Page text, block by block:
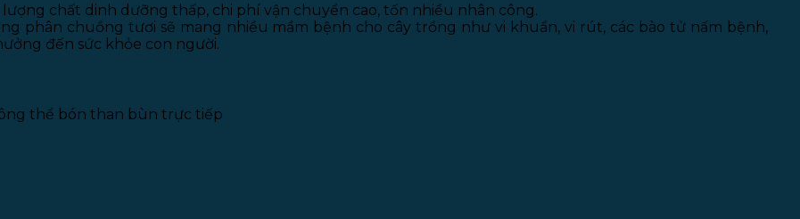
chất dinh dưỡng thấp, chi phí vận chuyển cao, tốn nhiều nhân công.
phân chuồng tươi sẽ mang nhiều mầm bệnh cho cây trồng như vi khuẩn, vi rút, các bào tử nấm bệnh,
đến sức khỏe con người.
thể bón than bùn trực tiếp